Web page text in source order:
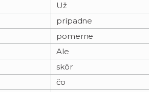
Už
prípadne
pomerne
Ale
skôr
čo